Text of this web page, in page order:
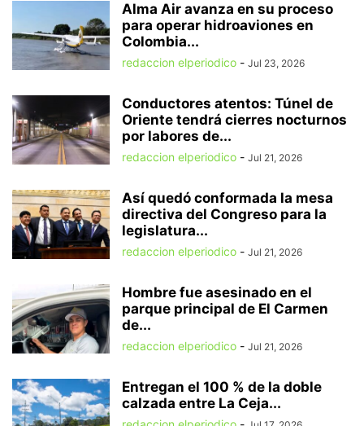
Alma Air avanza en su proceso
para operar hidroaviones en
Colombia...
redaccion elperiodico - Jul 23, 2026
Conductores atentos: Túnel de
Oriente tendrá cierres nocturnos
por labores de...
redaccion elperiodico - Jul 21, 2026
Así quedó conformada la mesa
directiva del Congreso para la
legislatura...
redaccion elperiodico - Jul 21, 2026
Hombre fue asesinado en el
parque principal de El Carmen
de...
redaccion elperiodico - Jul 21, 2026
Entregan el 100 % de la doble
calzada entre La Ceja...